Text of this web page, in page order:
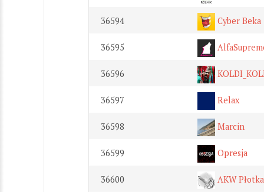
36594 Cyber Beka
36595
36596
36597 Relax
36598 Marcin
36599 Opresja
36600 AKW Płotka